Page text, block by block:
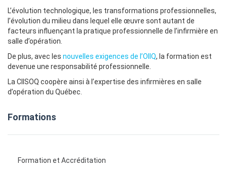
L’évolution technologique, les transformations professionnelles,
l’évolution du milieu dans lequel elle œuvre sont autant de
facteurs influençant la pratique professionnelle de l’infirmière en
salle d’opération.
De plus, avec les nouvelles exigences de l’OIIQ, la formation est
devenue une responsabilité professionnelle.
La CIISOQ coopère ainsi à l’expertise des infirmières en salle
d’opération du Québec.
Formations
Formation et Accréditation